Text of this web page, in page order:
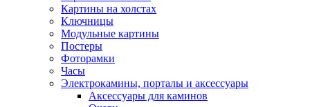
Картины на холстах
Ключницы
Модульные картины
Постеры
Фоторамки
Часы
Электрокамины, порталы и аксессуары
Аксессуары для каминов